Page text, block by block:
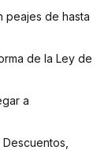
peajes de hasta
de la Ley de
a